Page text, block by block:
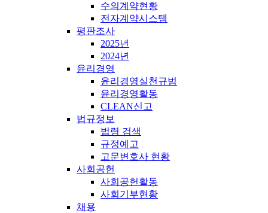
수의계약현황
전자계약시스템
평판조사
2025년
2024년
윤리경영
윤리경영실천규범
윤리경영활동
CLEAN신고
법규정보
법령 검색
규정예고
고문변호사 현황
사회공헌
사회공헌활동
사회기부현황
채용